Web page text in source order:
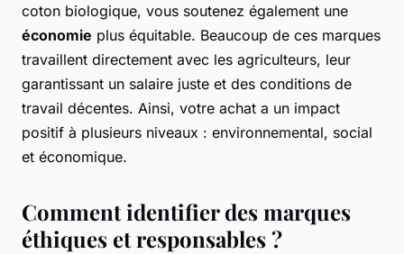
coton biologique, vous soutenez également une
économie plus équitable. Beaucoup de ces marques
travaillent directement avec les agriculteurs, leur
garantissant un salaire juste et des conditions de
travail décentes. Ainsi, votre achat a un impact
positif à plusieurs niveaux : environnemental, social
et économique.
Comment identifier des marques
éthiques et responsables ?